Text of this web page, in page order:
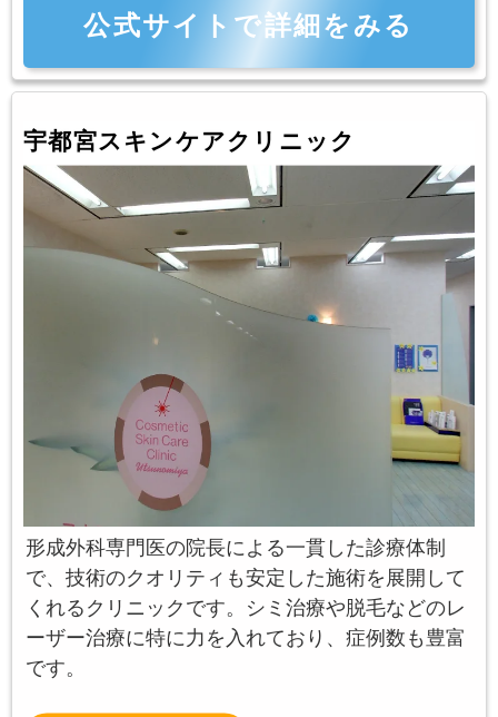
公式サイトで詳細をみる
宇都宮スキンケアクリニック
形成外科専門医の院長による一貫した診療体制
で、技術のクオリティも安定した施術を展開して
くれるクリニックです。シミ治療や脱毛などのレ
ーザー治療に特に力を入れており、症例数も豊富
です。